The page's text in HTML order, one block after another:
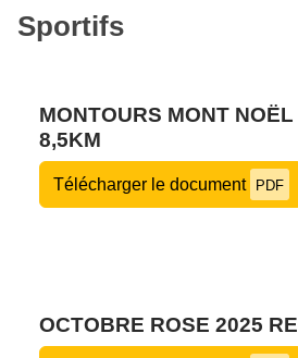
Sportifs
MONTOURS MONT
8,5KM
Télécharger le document PDF
OCTOBRE ROSE 2025